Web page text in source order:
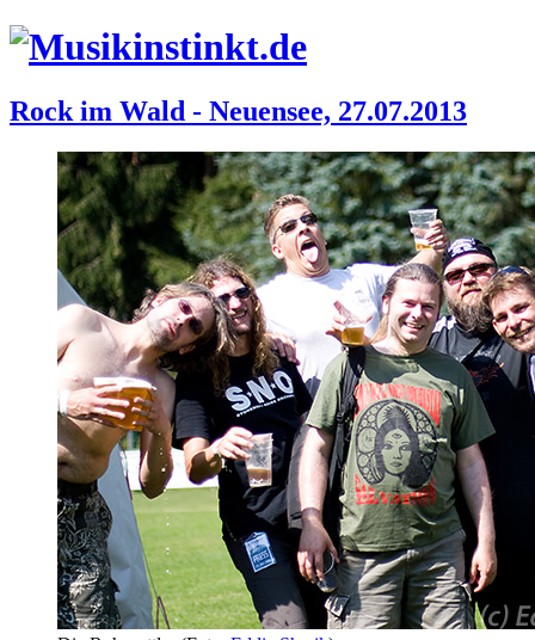
Rock im Wald - Neuensee, 27.07.2013